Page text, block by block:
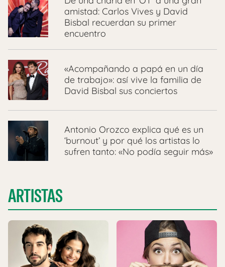
amistad: Carlos Vives y David
Bisbal recuerdan su primer
encuentro
«Acompañando a papá en un día
de trabajo»: así vive la familia de
David Bisbal sus conciertos
Antonio Orozco explica qué es un
‘burnout’ y por qué los artistas lo
sufren tanto: «No podía seguir más»
ARTISTAS